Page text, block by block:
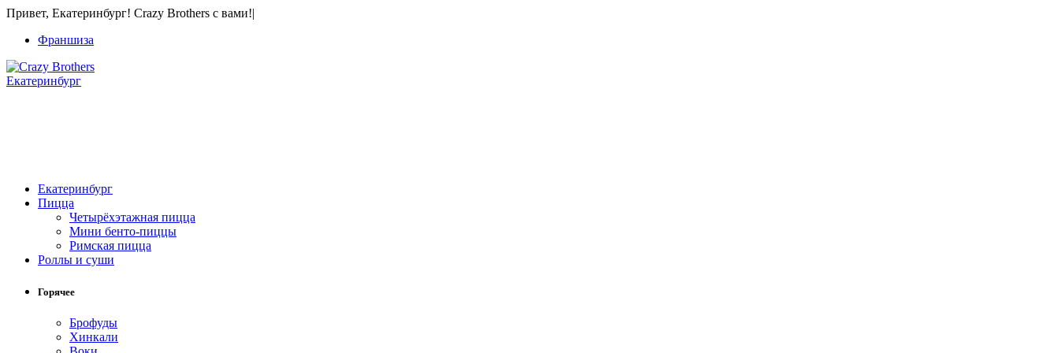
Привет, Екатеринбург! Crazy Brothers с вами!|
Франшиза
Екатеринбург
Екатеринбург
Пицца
Четырёхэтажная пицца
Мини бенто-пиццы
Римская пицца
Роллы и суши
Горячее
Брофуды
Хинкали